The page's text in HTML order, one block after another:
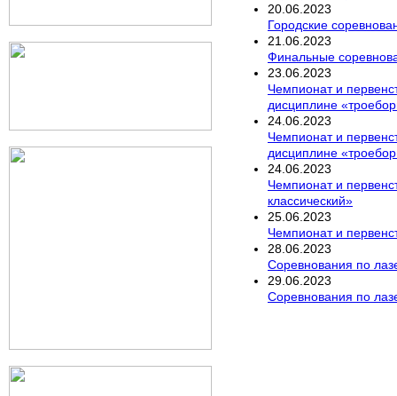
20 06 2023
Городские
21 06 2023
Финальные
23 06 2023
Чемпионат и
дисциплине
24 06 2023
Чемпионат и
дисциплине
24 06 2023
Чемпионат и
классический»
25 06 2023
Чемпионат и
28 06 2023
Соревнования по
29 06 2023
Соревнования по